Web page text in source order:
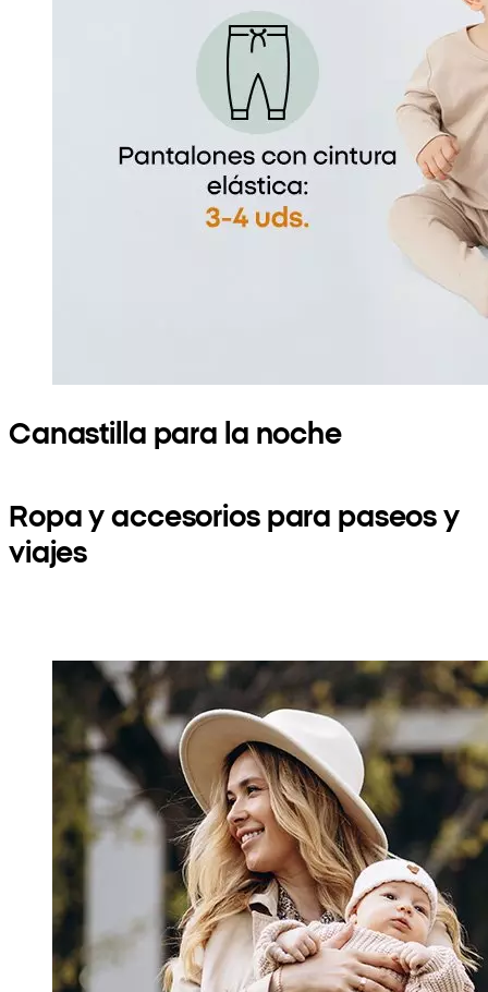
Canastilla para la noche
Ropa y accesorios para paseos y
viajes